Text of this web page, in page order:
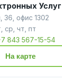
36, офис 1302
ср, чт, пт
843 567-15-54
На карте